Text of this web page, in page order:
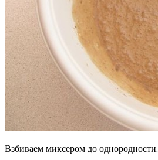
Взбиваем миксером до однородности.